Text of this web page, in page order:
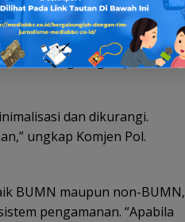
terkait kekurangan
belum tersedia untuk
keberlangsungan proses
dan dikurangi.
ungkap Komjen Pol.
BUMN maupun non-BUMN,
pengamanan. “Apabila